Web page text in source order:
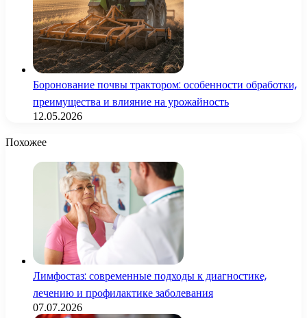
Боронование почвы трактором: особенности обработки,
преимущества и влияние на урожайность
12.05.2026
Похожее
Лимфостаз: современные подходы к диагностике,
лечению и профилактике заболевания
07.07.2026